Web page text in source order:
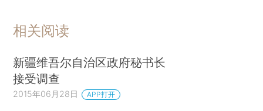
相关阅读
新疆维吾尔自治区政府秘书长
接受调查
2015年06月28日 APP打开